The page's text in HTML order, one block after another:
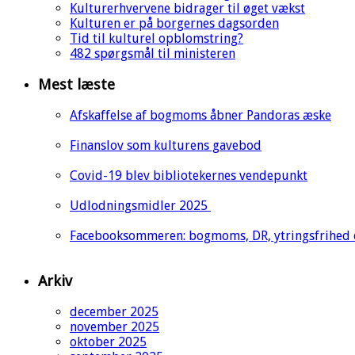
Kulturerhvervene bidrager til øget vækst
Kulturen er på borgernes dagsorden
Tid til kulturel opblomstring?
482 spørgsmål til ministeren
Mest læste
Afskaffelse af bogmoms åbner Pandoras æske
Finanslov som kulturens gavebod
Covid-19 blev bibliotekernes vendepunkt
Udlodningsmidler 2025
Facebooksommeren: bogmoms, DR, ytringsfrihed
Arkiv
december 2025
november 2025
oktober 2025